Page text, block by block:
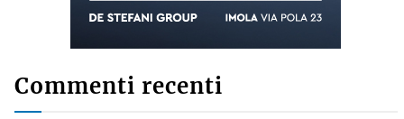
Commenti recenti